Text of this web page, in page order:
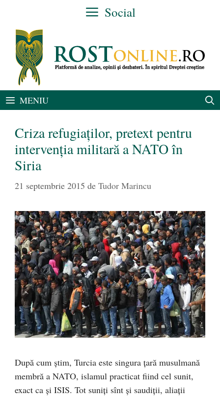
conținut
Social
MENIU
Criza refugiaților, pretext pentru
intervenția militară a NATO în
Siria
21 septembrie 2015 de Tudor Marincu
După cum știm, Turcia este singura țară musulmană
membră a NATO, islamul practicat fiind cel sunit,
exact ca și ISIS. Tot suniți sînt și saudiții, aliații